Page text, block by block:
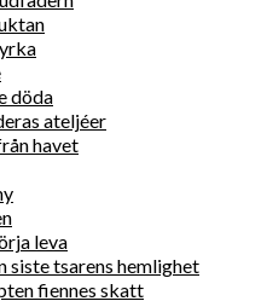
döda
ateljéer
havet
leva
siste tsarens hemlighet
fiennes skatt